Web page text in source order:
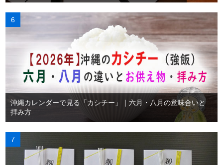
沖縄カレンダーで見る「カシチー」｜六月・八月の意味合いと
拝み方